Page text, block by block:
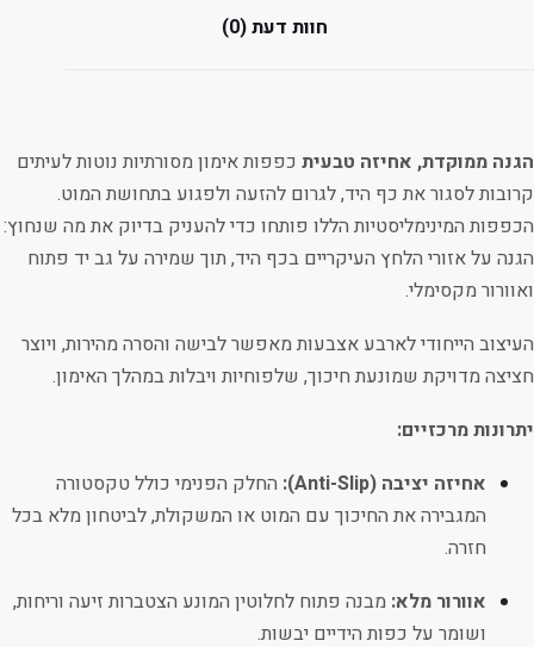
חוות דעת (0)
הגנה ממוקדת, אחיזה טבעית כפפות אימון מסורתיות נוטות לעיתים
קרובות לסגור את כף היד, לגרום להזעה ולפגוע בתחושת המוט.
הכפפות המינימליסטיות הללו פותחו כדי להעניק בדיוק את מה שנחוץ:
הגנה על אזורי הלחץ העיקריים בכף היד, תוך שמירה על גב יד פתוח
ואוורור מקסימלי.
העיצוב הייחודי לארבע אצבעות מאפשר לבישה והסרה מהירות, ויוצר
חציצה מדויקת שמונעת חיכוך, שלפוחיות ויבלות במהלך האימון.
יתרונות מרכזיים:
אחיזה יציבה (Anti-Slip):
החלק הפנימי כולל טקסטורה
המגבירה את החיכוך עם המוט או המשקולת, לביטחון מלא בכל
חזרה.
אוורור מלא: מבנה פתוח לחלוטין המונע הצטברות זיעה וריחות,
ושומר על כפות הידיים יבשות.